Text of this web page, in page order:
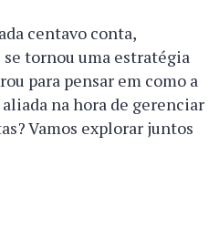
centavo conta,
se tornou uma estratégia
para pensar em como a
na hora de gerenciar
Vamos explorar juntos